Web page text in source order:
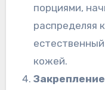
порциями,
распределяя
кожей.